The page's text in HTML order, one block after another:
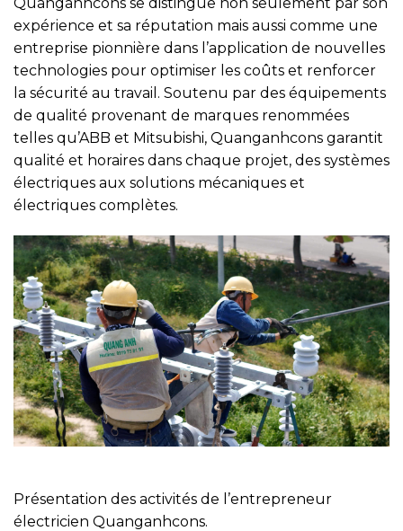
expérience et sa réputation mais aussi comme une
entreprise pionnière dans l’application de nouvelles
technologies pour optimiser les coûts et renforcer
la sécurité au travail. Soutenu par des équipements
de qualité provenant de marques renommées
telles qu’ABB et Mitsubishi, Quanganhcons garantit
qualité et horaires dans chaque projet, des systèmes
électriques aux solutions mécaniques et
électriques complètes.
Présentation des activités de l’entrepreneur
électricien Quanganhcons.